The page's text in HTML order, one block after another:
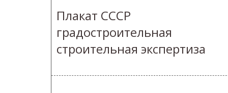
Плакат СССР
градостроительная
строительная экспертиза